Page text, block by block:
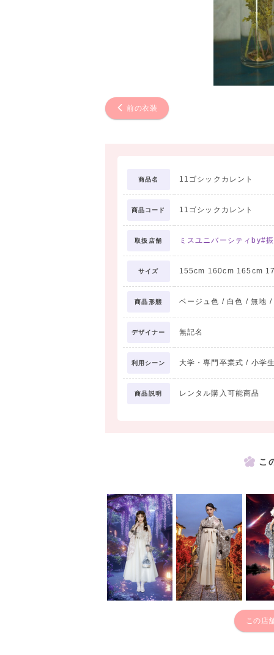
前の衣装
商品名 11ゴシックカレント
商品コード 11ゴシックカレント
取扱店舗 ミスユニバーシティby#
サイズ 155cm 160cm 165cm
商品形態 ベージュ色 / 白色 / 無地
デザイナー 無記名
利用シーン 大学・専門卒業式 / 小学
商品説明 レンタル購入可能商品
こ
この店